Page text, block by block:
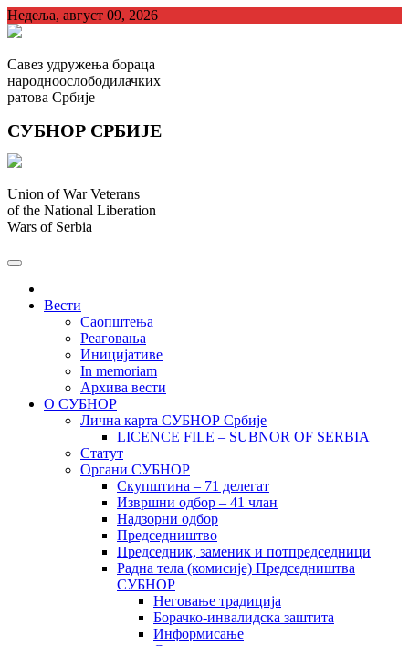
Skip
to
Недеља, август 09, 2026
Савез удружења бораца
народноослободилачких
ратова Србије
СУБНОР СРБИЈЕ
Union of War Veterans
of the National Liberation
Wars of Serbia
Вести
Саопштења
Реаговања
Иницијативе
In memoriam
Архива вести
О СУБНОР
Лична карта СУБНОР Србије
LICENCE FILE – SUBNOR OF SERBIA
Статут
Органи СУБНОР
Скупштина – 71 делегат
Извршни одбор – 41 члан
Надзорни одбор
Председништво
Председник, заменик и потпредседници
Радна тела (комисије) Председништва
СУБНОР
Неговање традиција
Борачко-инвалидска заштита
Информисање